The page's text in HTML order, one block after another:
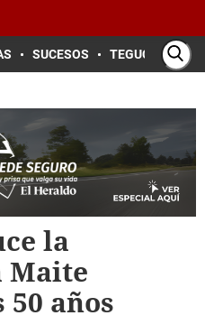
SUCESOS TEGUCIGALPA
la
Maite
50 años